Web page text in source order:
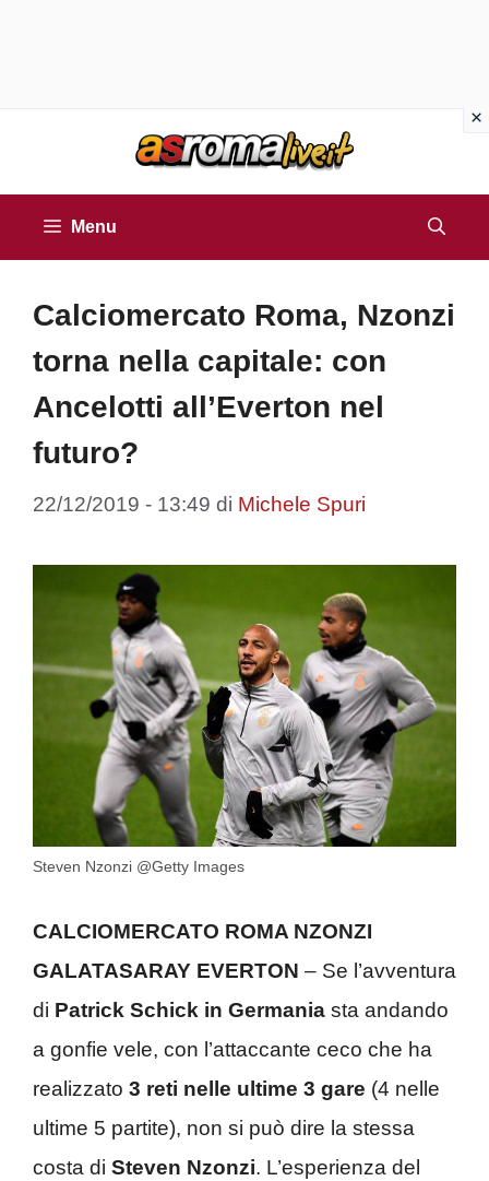
Menu
Calciomercato Roma, Nzonzi
torna nella capitale: con
Ancelotti all’Everton nel
futuro?
22/12/2019 - 13:49 di Michele Spuri
Steven Nzonzi @Getty Images
CALCIOMERCATO ROMA NZONZI
GALATASARAY EVERTON – Se l’avventura
di Patrick Schick in Germania sta andando
a gonfie vele, con l’attaccante ceco che ha
realizzato 3 reti nelle ultime 3 gare (4 nelle
ultime 5 partite), non si può dire la stessa
costa di Steven Nzonzi. L’esperienza del